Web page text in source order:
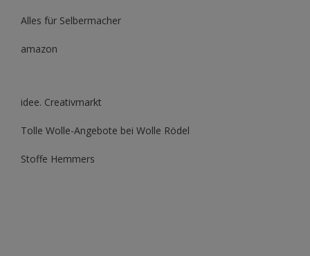
Alles für Selbermacher
amazon
idee. Creativmarkt
Tolle Wolle-Angebote bei Wolle Rödel
Stoffe Hemmers